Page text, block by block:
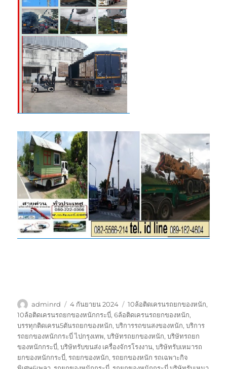
ผู้
เขียน
adminrd
เขียน
เมื่อ
4 กันยายน 2024
ป้าย
กำกับ
10ล้อติดเครนรถยกของหนัก,
10ล้อติดเครนรถยกของหนักกระบี่,6ล้อติดเครนรถยกของหนัก,
บรรทุกติดเครน5ตันรถยกของหนัก,บริการรถขนสงของหนัก,บริการ
รถยกของหนักกระบี่ ไปกรุงเทพ,บริษัทรถยกของหนัก,บริษัทรถยก
ของหนักกระบี่,บริษัทรับขนส่ง เครื่องจักรโรงงาน,บริษัทรับเหมารถ
ยกของหนักกระบี่,รถยกของหนัก,รถยกของหนัก รถเฉพาะกิจ